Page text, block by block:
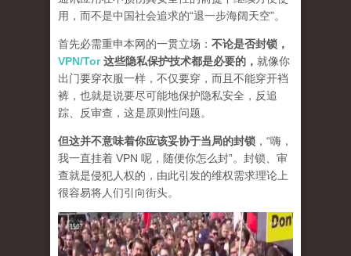
用，而不是中国社会追求的“退一步海阔天空”。
首先必需重申本网的一贯立场： 不论是否封锁，
VPN/Tor这些隐私保护技术都是必要的， 就像你
出门要穿衣服一样，不仅要穿，而且不能穿开裆
裤，也就是说要尽可能地保护隐私安全，反追
踪、反审查，这是原则性问题。
但这并不意味着你应该妥协于当局的封锁 ，“嗨，
我一直挂着 VPN 呢，随便你怎么封”。封锁、审
查就是侵犯人权的，由此引发的维权需求理论上
很容易将人们引向街头。